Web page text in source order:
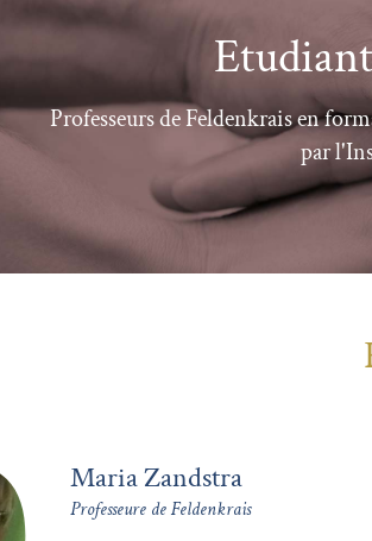
Professeurs de Feldenkrais en
par
Maria Zandstra
Professeure de Feldenkrais